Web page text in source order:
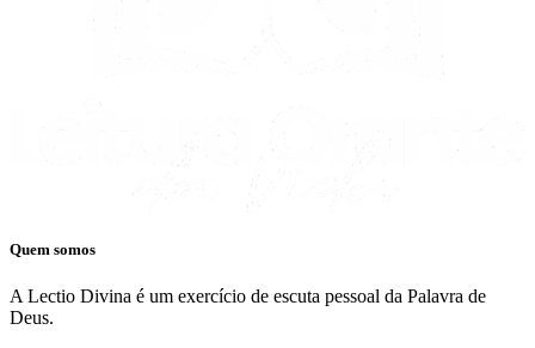
Quem somos
A Lectio Divina é um exercício de escuta pessoal da Palavra de
Deus.